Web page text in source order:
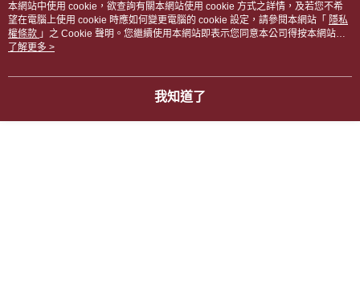
客服
本網站中使用 cookie，欲查詢有關本網站使用 cookie 方式之詳情，及若您不希
望在電腦上使用 cookie 時應如何變更電腦的 cookie 設定，請參閱本網站「 隱私
權條款 」之 Cookie 聲明。您繼續使用本網站即表示您同意本公司得按本網站使
用條款之 Cookie 聲明使用 cookie。
了解更多 >
我知道了